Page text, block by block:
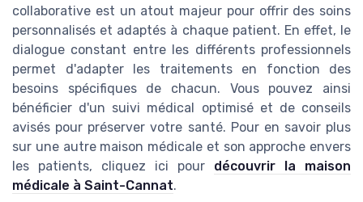
collaborative est un atout majeur pour offrir des soins
personnalisés et adaptés à chaque patient. En effet, le
dialogue constant entre les différents professionnels
permet d'adapter les traitements en fonction des
besoins spécifiques de chacun. Vous pouvez ainsi
bénéficier d'un suivi médical optimisé et de conseils
avisés pour préserver votre santé. Pour en savoir plus
sur une autre maison médicale et son approche envers
les patients, cliquez ici pour découvrir la maison
médicale à Saint-Cannat.